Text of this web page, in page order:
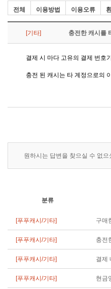
전체 이용방법 이용오류
[기타] 충전한 캐시를
결제 시 마다 고유의 결제 번호
충전 된 캐시는 타 계정으로의
원하시는 답변을 찾으실 수 없
분류
[푸푸캐시/기타] 구매
[푸푸캐시/기타] 충전
[푸푸캐시/기타] 결제
[푸푸캐시/기타] 현금